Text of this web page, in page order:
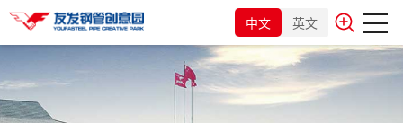
中文 英文